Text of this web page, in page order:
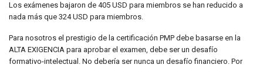
Los exámenes bajaron de 405 USD para miembros se han reducido a
nada más que 324 USD para miembros.
Para nosotros el prestigio de la certificación PMP debe basarse en la
ALTA EXIGENCIA para aprobar el examen, debe ser un desafío
formativo-intelectual. No debería ser nunca un desafío financiero. Por